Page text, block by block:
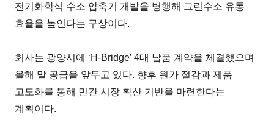
전기화학식 수소 압축기 개발을 병행해 그린수소 유통
효율을 높인다는 구상이다.
회사는 광양시에 ‘H-Bridge’ 4대 납품 계약을 체결했으며
올해 말 공급을 앞두고 있다. 향후 원가 절감과 제품
고도화를 통해 민간 시장 확산 기반을 마련한다는
계획이다.